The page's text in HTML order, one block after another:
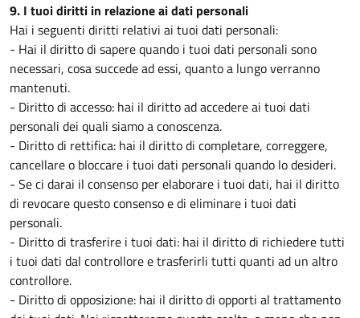
9. I tuoi diritti in relazione ai dati personali
Hai i seguenti diritti relativi ai tuoi dati personali:
- Hai il diritto di sapere quando i tuoi dati personali sono
necessari, cosa succede ad essi, quanto a lungo verranno
mantenuti.
- Diritto di accesso: hai il diritto ad accedere ai tuoi dati
personali dei quali siamo a conoscenza.
- Diritto di rettifica: hai il diritto di completare, correggere,
cancellare o bloccare i tuoi dati personali quando lo desideri.
- Se ci darai il consenso per elaborare i tuoi dati, hai il diritto
di revocare questo consenso e di eliminare i tuoi dati
personali.
- Diritto di trasferire i tuoi dati: hai il diritto di richiedere tutti
i tuoi dati dal controllore e trasferirli tutti quanti ad un altro
controllore.
- Diritto di opposizione: hai il diritto di opporti al trattamento